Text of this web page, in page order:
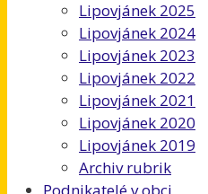
Lipovjánek 2025
Lipovjánek 2024
Lipovjánek 2023
Lipovjánek 2022
Lipovjánek 2021
Lipovjánek 2020
Lipovjánek 2019
Archiv rubrik